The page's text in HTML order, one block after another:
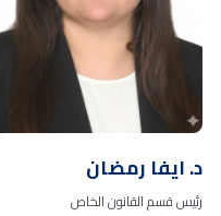
د. ايفا رمضان
رئيس قسم القانون الخاص